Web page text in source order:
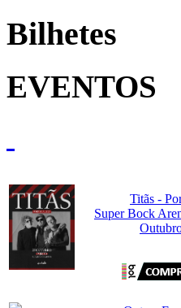
Bilhetes
EVENTOS
Titãs -
Super Bock